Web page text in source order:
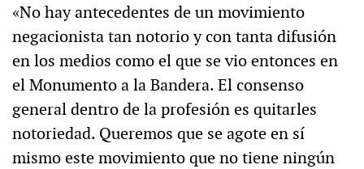
«No hay antecedentes de un movimiento
negacionista tan notorio y con tanta difusión
en los medios como el que se vio entonces en
el Monumento a la Bandera. El consenso
general dentro de la profesión es quitarles
notoriedad. Queremos que se agote en sí
mismo este movimiento que no tiene ningún